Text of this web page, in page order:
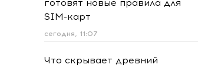
готовят новые правила для
SIM-карт
сегодня, 11:07
Что скрывает древний